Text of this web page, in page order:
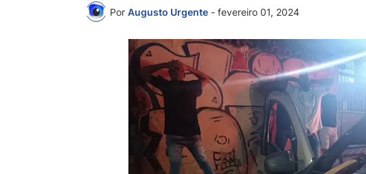
Por Augusto Urgente - fevereiro 01, 2024